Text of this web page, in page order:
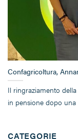
CATEGORIE
Confagricoltura,
Il ringraziamento
in pensione dopo